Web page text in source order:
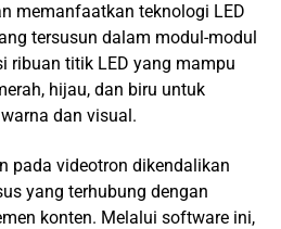
memanfaatkan teknologi LED
tersusun dalam modul-modul
ribuan titik LED yang mampu
hijau, dan biru untuk
dan visual.
pada videotron dikendalikan
yang terhubung dengan
konten. Melalui software ini,